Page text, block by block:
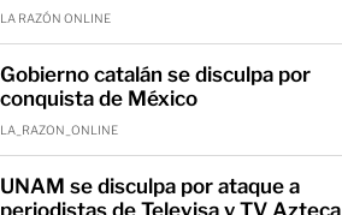
LA RAZÓN ONLINE
Gobierno catalán se disculpa por
conquista de México
LA_RAZON_ONLINE
UNAM se disculpa por ataque a
periodistas de Televisa y TV Azteca